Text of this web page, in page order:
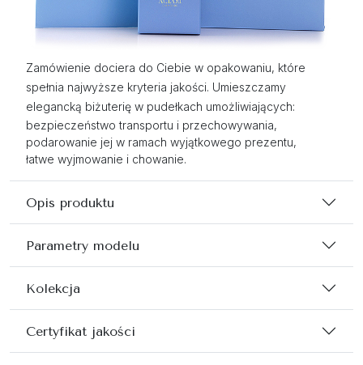
Zamówienie dociera do Ciebie w opakowaniu, które
spełnia najwyższe kryteria jakości. Umieszczamy
elegancką biżuterię w pudełkach umożliwiających:
bezpieczeństwo transportu i przechowywania,
podarowanie jej w ramach wyjątkowego prezentu,
łatwe wyjmowanie i chowanie.
Opis produktu
Parametry modelu
Kolekcja
Certyfikat jakości